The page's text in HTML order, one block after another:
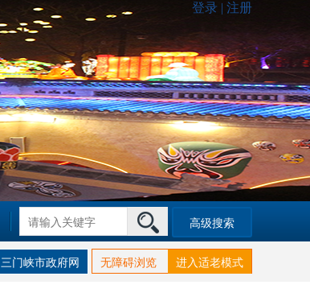
高级搜索
三门峡市政府网 无障碍浏览 进入适老模式